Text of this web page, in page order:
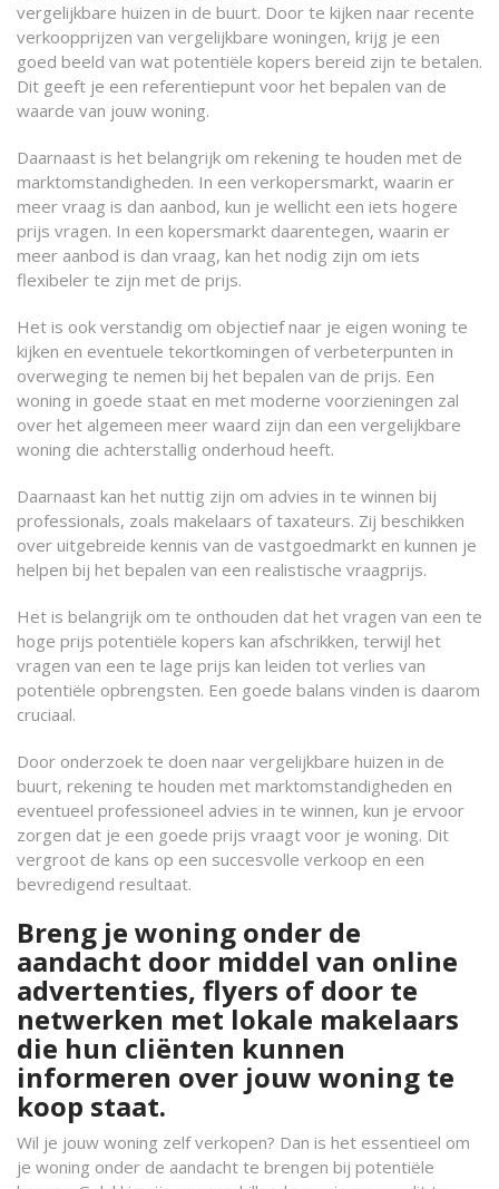
vergelijkbare huizen in de buurt. Door te kijken naar recente
verkoopprijzen van vergelijkbare woningen, krijg je een
goed beeld van wat potentiële kopers bereid zijn te betalen.
Dit geeft je een referentiepunt voor het bepalen van de
waarde van jouw woning.
Daarnaast is het belangrijk om rekening te houden met de
marktomstandigheden. In een verkopersmarkt, waarin er
meer vraag is dan aanbod, kun je wellicht een iets hogere
prijs vragen. In een kopersmarkt daarentegen, waarin er
meer aanbod is dan vraag, kan het nodig zijn om iets
flexibeler te zijn met de prijs.
Het is ook verstandig om objectief naar je eigen woning te
kijken en eventuele tekortkomingen of verbeterpunten in
overweging te nemen bij het bepalen van de prijs. Een
woning in goede staat en met moderne voorzieningen zal
over het algemeen meer waard zijn dan een vergelijkbare
woning die achterstallig onderhoud heeft.
Daarnaast kan het nuttig zijn om advies in te winnen bij
professionals, zoals makelaars of taxateurs. Zij beschikken
over uitgebreide kennis van de vastgoedmarkt en kunnen je
helpen bij het bepalen van een realistische vraagprijs.
Het is belangrijk om te onthouden dat het vragen van een te
hoge prijs potentiële kopers kan afschrikken, terwijl het
vragen van een te lage prijs kan leiden tot verlies van
potentiële opbrengsten. Een goede balans vinden is daarom
cruciaal.
Door onderzoek te doen naar vergelijkbare huizen in de
buurt, rekening te houden met marktomstandigheden en
eventueel professioneel advies in te winnen, kun je ervoor
zorgen dat je een goede prijs vraagt voor je woning. Dit
vergroot de kans op een succesvolle verkoop en een
bevredigend resultaat.
Breng je woning onder de
aandacht door middel van online
advertenties, flyers of door te
netwerken met lokale makelaars
die hun cliënten kunnen
informeren over jouw woning te
koop staat.
Wil je jouw woning zelf verkopen? Dan is het essentieel om
je woning onder de aandacht te brengen bij potentiële